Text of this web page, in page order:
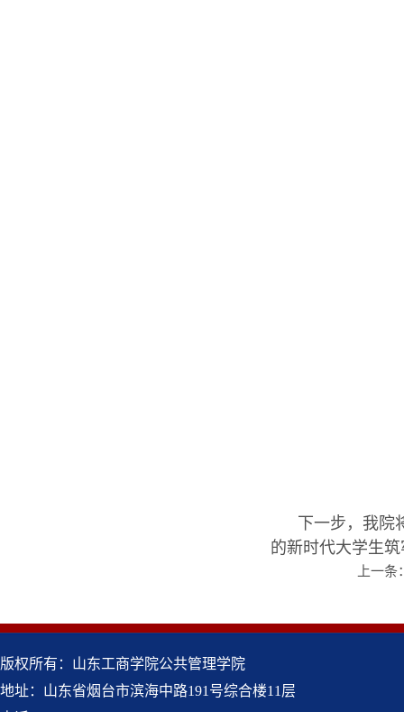
下一步，我院
的新时代大学生
上一条
版权所有：山东工商学院公共管理学院
地址：山东省烟台市滨海中路191号综合楼11层